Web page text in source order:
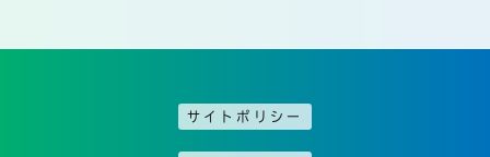
サイトポリシー